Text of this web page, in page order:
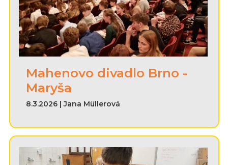
Mahenovo divadlo Brno -
Maryša
8.3.2026 | Jana Müllerová